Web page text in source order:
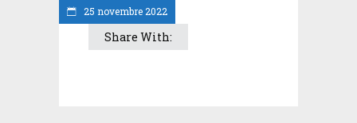
25 novembre 2022
Share With: